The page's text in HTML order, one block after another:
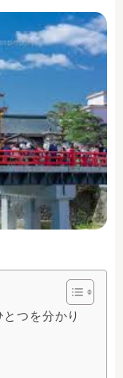
つを分かり